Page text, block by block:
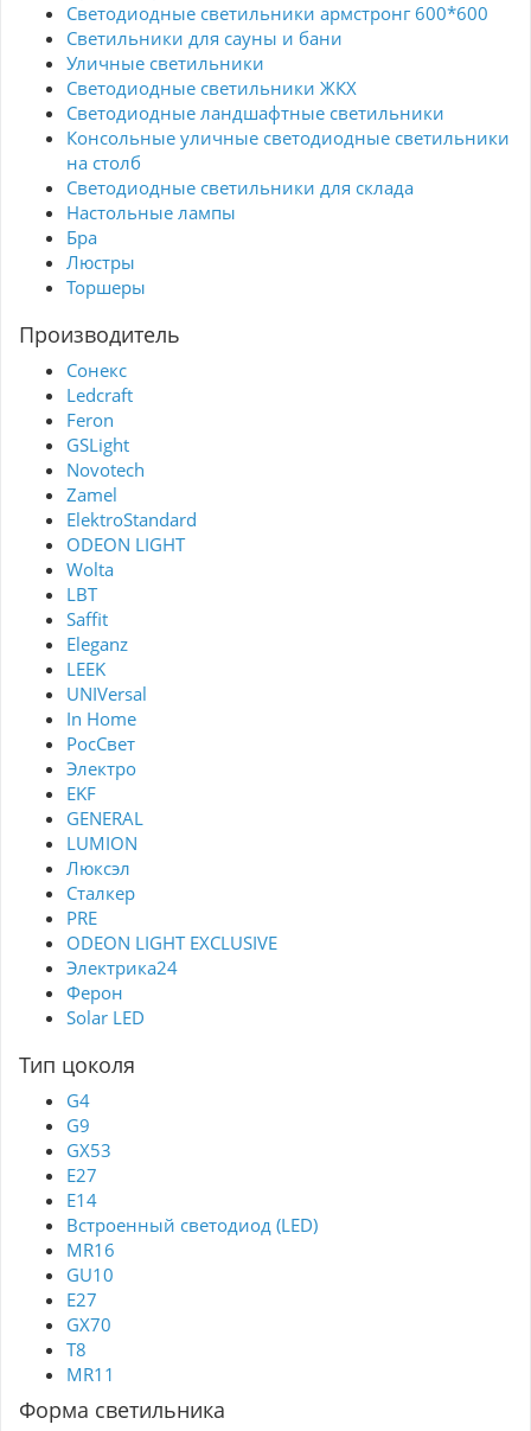
Светодиодные светильники армстронг 600*600
Светильники для сауны и бани
Уличные светильники
Светодиодные светильники ЖКХ
Светодиодные ландшафтные светильники
Консольные уличные светодиодные светильники
на столб
Светодиодные светильники для склада
Настольные лампы
Бра
Люстры
Торшеры
Производитель
Сонекс
Ledcraft
Feron
GSLight
Novotech
Zamel
ElektroStandard
ODEON LIGHT
Wolta
LBT
Saffit
Eleganz
LEEK
UNIVersal
In Home
РосСвет
Электро
EKF
GENERAL
LUMION
Люксэл
Сталкер
PRE
ODEON LIGHT EXCLUSIVE
Электрика24
Ферон
Solar LED
Тип цоколя
G4
G9
GX53
Е27
E14
Встроенный светодиод (LED)
MR16
GU10
E27
GX70
T8
MR11
Форма светильника